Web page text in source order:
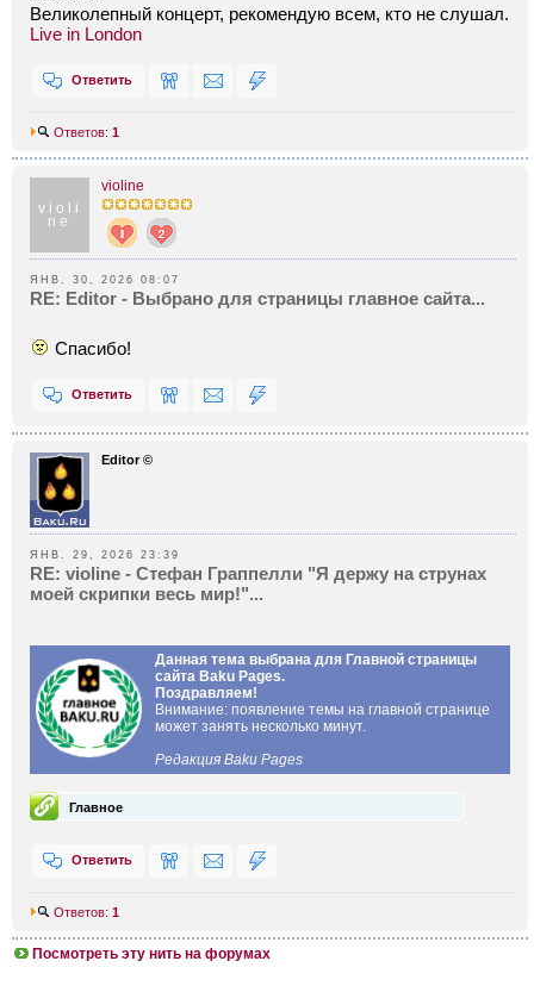
Великолепный концерт, рекомендую всем, кто не слушал.
Live in London
Ответить
Ответов: 1
violi
ne
violine
ЯНВ. 30, 2026 08:07
RE: Editor - Выбрано для страницы главное сайта...
Спасибо!
Ответить
Editor ©
ЯНВ. 29, 2026 23:39
RE: violine - Стефан Граппелли "Я держу на струнах
моей скрипки весь мир!"...
Данная тема выбрана для Главной страницы
сайта Baku Pages.
Поздравляем!
Внимание: появление темы на главной странице
может занять несколько минут.
Редакция Baku Pages
Главное
Ответить
Ответов: 1
Посмотреть эту нить на форумах